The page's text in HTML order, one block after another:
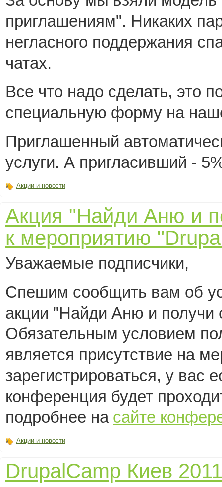
приглашениям". Никаких
негласного поддержания
чатах.
Все что надо сделать, это
специальную форму на
Приглашенный
услуги. А пригласивший -
Акции и новости
Акция "Найди Аню и
к мероприятию
Уважаемые подписчики,
Спешим сообщить вам об
акции "Найди Аню и получи
Обязательным условием
является присутствие на
зарегистрироваться, у
конференция будет
подробнее на сайте
Акции и новости
DrupalCamp Киев 2011